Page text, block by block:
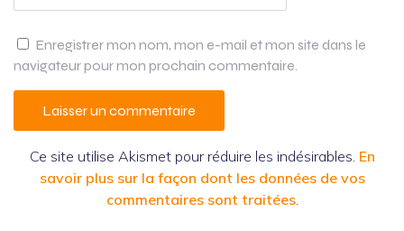
Enregistrer mon nom, mon e-mail et mon site dans le
navigateur pour mon prochain commentaire.
Ce site utilise Akismet pour réduire les indésirables. En
savoir plus sur la façon dont les données de vos
commentaires sont traitées.